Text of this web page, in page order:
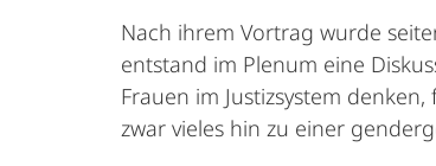
Nach ihrem Vortrag wurde
entstand im Plenum eine
Frauen im Justizsystem
zwar vieles hin zu einer